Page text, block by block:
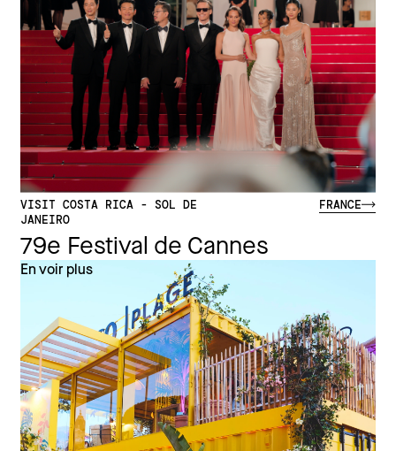
VISIT COSTA RICA - SOL DE
JANEIRO
FRANCE
79e Festival de Cannes
En voir plus